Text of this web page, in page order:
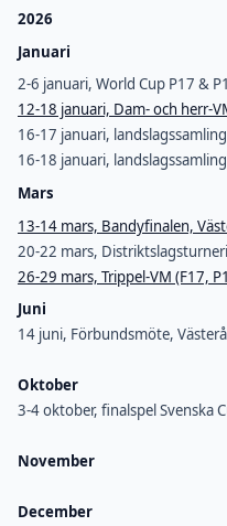
2026
Januari
2-6 januari, World Cup P17 &
12-18 januari, Dam- och herr-
16-17 januari,
16-18 januari,
Mars
13-14 mars, Bandyfinalen,
20-22 mars,
26-29 mars, Trippel-VM (F17,
Juni
14 juni, Förbundsmöte,
Oktober
3-4 oktober, finalspel Svenska
November
December